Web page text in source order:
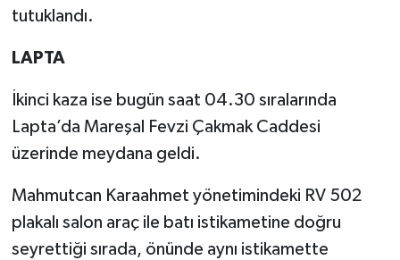
tutuklandı.
LAPTA
İkinci kaza ise bugün saat 04.30 sıralarında
Lapta’da Mareşal Fevzi Çakmak Caddesi
üzerinde meydana geldi.
Mahmutcan Karaahmet yönetimindeki RV 502
plakalı salon araç ile batı istikametine doğru
seyrettiği sırada, önünde aynı istikamette